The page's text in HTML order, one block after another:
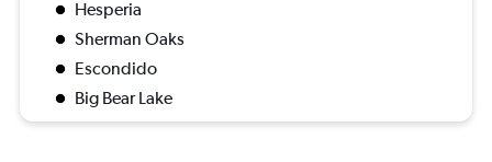
Hesperia
Sherman Oaks
Escondido
Big Bear Lake